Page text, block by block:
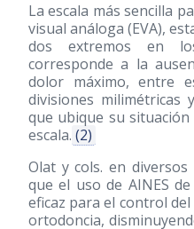
La escala más sencilla
visual análoga (EVA),
dos extremos en
corresponde a la
dolor máximo, entre
divisiones milimétricas
que ubique su
escala. (2)
Olat y cols. en
que el uso de AINES
eficaz para el control
ortodoncia,